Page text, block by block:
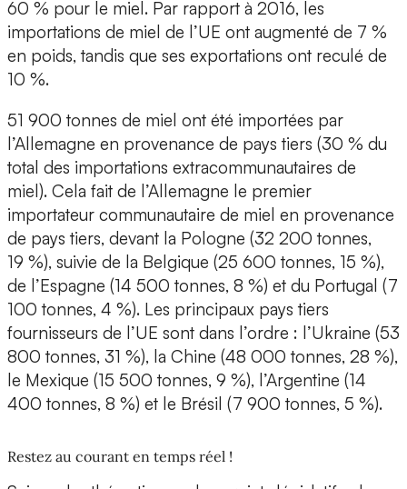
60 % pour le miel. Par rapport à 2016, les
importations de miel de l’UE ont augmenté de 7 %
en poids, tandis que ses exportations ont reculé de
10 %.
51 900 tonnes de miel ont été importées par
l’Allemagne en provenance de pays tiers (30 % du
total des importations extracommunautaires de
miel). Cela fait de l’Allemagne le premier
importateur communautaire de miel en provenance
de pays tiers, devant la Pologne (32 200 tonnes,
19 %), suivie de la Belgique (25 600 tonnes, 15 %),
de l’Espagne (14 500 tonnes, 8 %) et du Portugal (7
100 tonnes, 4 %). Les principaux pays tiers
fournisseurs de l’UE sont dans l’ordre : l’Ukraine (53
800 tonnes, 31 %), la Chine (48 000 tonnes, 28 %),
le Mexique (15 500 tonnes, 9 %), l’Argentine (14
400 tonnes, 8 %) et le Brésil (7 900 tonnes, 5 %).
Restez au courant en temps réel !